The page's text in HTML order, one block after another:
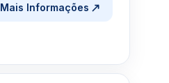
Mais Informações